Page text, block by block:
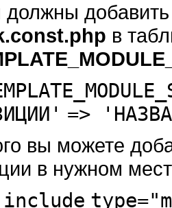
в
=>
вы можете
в нужном
include type=